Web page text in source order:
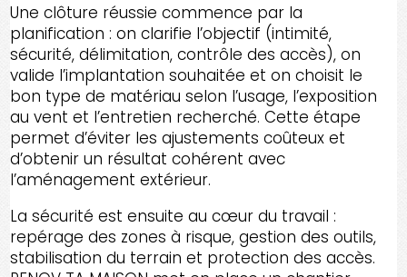
Une clôture réussie commence par la
planification : on clarifie l’objectif (intimité,
sécurité, délimitation, contrôle des accès), on
valide l’implantation souhaitée et on choisit le
bon type de matériau selon l’usage, l’exposition
au vent et l’entretien recherché. Cette étape
permet d’éviter les ajustements coûteux et
d’obtenir un résultat cohérent avec
l’aménagement extérieur.
La sécurité est ensuite au cœur du travail :
repérage des zones à risque, gestion des outils,
stabilisation du terrain et protection des accès.